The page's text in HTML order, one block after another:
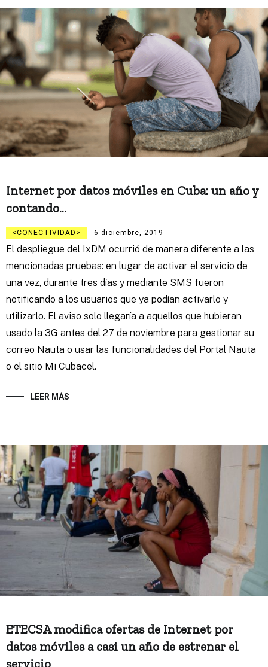
Internet por datos móviles en Cuba: un año y
contando…
CONECTIVIDAD 6 diciembre, 2019
El despliegue del IxDM ocurrió de manera diferente a las
mencionadas pruebas: en lugar de activar el servicio de
una vez, durante tres días y mediante SMS fueron
notificando a los usuarios que ya podían activarlo y
utilizarlo. El aviso solo llegaría a aquellos que hubieran
usado la 3G antes del 27 de noviembre para gestionar su
correo Nauta o usar las funcionalidades del Portal Nauta
o el sitio Mi Cubacel.
LEER MÁS
ETECSA modifica ofertas de Internet por
datos móviles a casi un año de estrenar el
servicio